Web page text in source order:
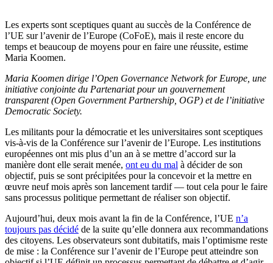
Les experts sont sceptiques quant au succès de la Conférence de
l’UE sur l’avenir de l’Europe (CoFoE), mais il reste encore du
temps et beaucoup de moyens pour en faire une réussite, estime
Maria Koomen.
Maria Koomen dirige l’Open Governance Network forEurope , une
initiative conjointe du Partenariat pour un gouvernement
transparent(Open Government Partnership, OGP) et de l’initiative
Democratic Society.
Les militants pour la démocratie et les universitaires sont sceptiques
vis-à-vis de la Conférence sur l’avenir de l’Europe. Les institutions
européennes ont mis plus d’un an à se mettre d’accord sur la
manière dont elle serait menée, ont eu du mal à décider de son
objectif, puis se sont précipitées pour la concevoir et la mettre en
œuvre neuf mois après son lancement tardif — tout cela pour le faire
sans processus politique permettant de réaliser son objectif.
Aujourd’hui, deux mois avant la fin de la Conférence, l’UE n’a
toujours pas décidé de la suite qu’elle donnera aux recommandations
des citoyens. Les observateurs sont dubitatifs, mais l’optimisme reste
de mise : la Conférence sur l’avenir de l’Europe peut atteindre son